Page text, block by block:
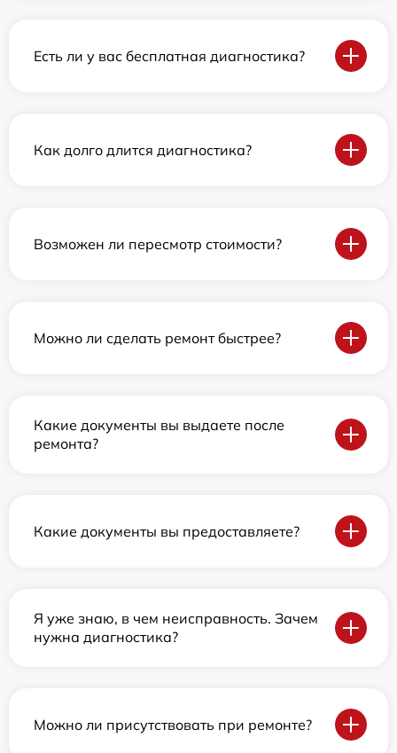
Есть ли у вас бесплатная диагностика?
Как долго длится диагностика?
Возможен ли пересмотр стоимости?
Можно ли сделать ремонт быстрее?
Какие документы вы выдаете после
ремонта?
Какие документы вы предоставляете?
Я уже знаю, в чем неисправность. Зачем
нужна диагностика?
Можно ли присутствовать при ремонте?